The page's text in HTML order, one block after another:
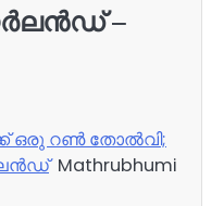
–
ഒരു റൺ തോൽവി;
Mathrubhumi